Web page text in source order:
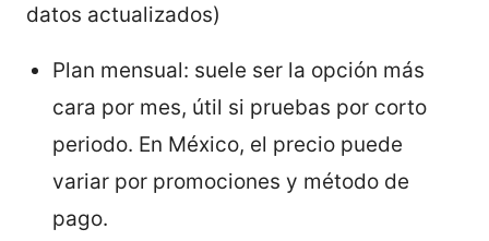
datos actualizados)
Plan mensual: suele ser la opción más
cara por mes, útil si pruebas por corto
periodo. En México, el precio puede
variar por promociones y método de
pago.